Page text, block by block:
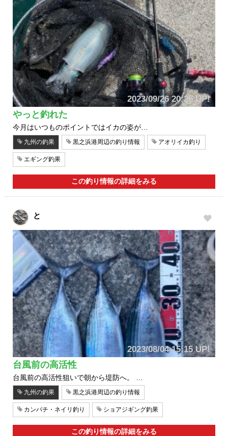
2023/09/26 20:25 UP!
やっと釣れた
今月はいつものポイントではイカの姿が…
九州の釣果 黒之浜港周辺の釣り情報 アオリイカ釣り
エギング釣果
この釣り情報の詳細をみる
と
2023/08/04 15:15 UP!
台風前の高活性
台風前の高活性狙いで朝から堤防へ。 …
九州の釣果 黒之浜港周辺の釣り情報
カンパチ・ネイリ釣り ショアジギング釣果
この釣り情報の詳細をみる